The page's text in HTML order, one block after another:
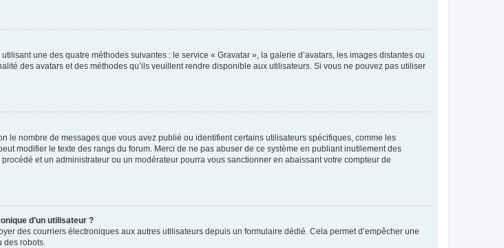
une des quatre méthodes suivantes : le service « Gravatar », la galerie d’avatars, les images distantes ou
des avatars et des méthodes qu’ils veuillent rendre disponible aux utilisateurs. Si vous ne pouvez pas utiliser
le nombre de messages que vous avez publié ou identifient certains utilisateurs spécifiques, comme les
modifier le texte des rangs du forum. Merci de ne pas abuser de ce système en publiant inutilement des
et un administrateur ou un modérateur pourra vous sanctionner en abaissant votre compteur de
d’un utilisateur ?
des courriers électroniques aux autres utilisateurs depuis un formulaire dédié. Cela permet d’empêcher une
robots.